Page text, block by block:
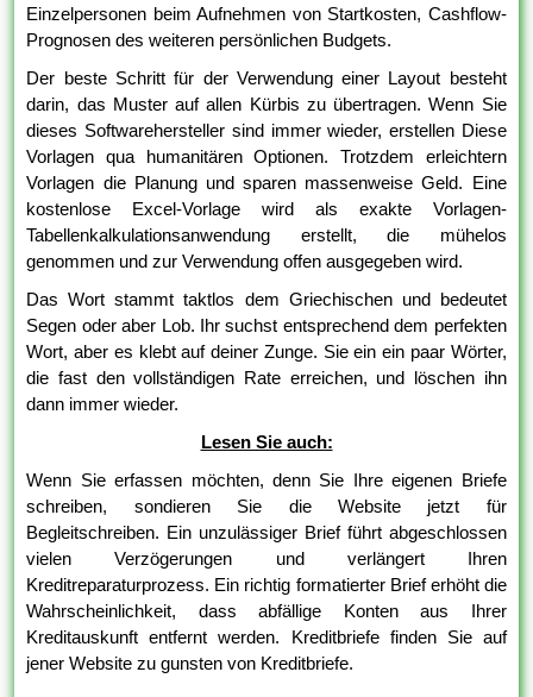
Einzelpersonen beim Aufnehmen von Startkosten, Cashflow-
Prognosen des weiteren persönlichen Budgets.
Der beste Schritt für der Verwendung einer Layout besteht
darin, das Muster auf allen Kürbis zu übertragen. Wenn Sie
dieses Softwarehersteller sind immer wieder, erstellen Diese
Vorlagen qua humanitären Optionen. Trotzdem erleichtern
Vorlagen die Planung und sparen massenweise Geld. Eine
kostenlose Excel-Vorlage wird als exakte Vorlagen-
Tabellenkalkulationsanwendung erstellt, die mühelos
genommen und zur Verwendung offen ausgegeben wird.
Das Wort stammt taktlos dem Griechischen und bedeutet
Segen oder aber Lob. Ihr suchst entsprechend dem perfekten
Wort, aber es klebt auf deiner Zunge. Sie ein ein paar Wörter,
die fast den vollständigen Rate erreichen, und löschen ihn
dann immer wieder.
Lesen Sie auch:
Wenn Sie erfassen möchten, denn Sie Ihre eigenen Briefe
schreiben, sondieren Sie die Website jetzt für
Begleitschreiben. Ein unzulässiger Brief führt abgeschlossen
vielen Verzögerungen und verlängert Ihren
Kreditreparaturprozess. Ein richtig formatierter Brief erhöht die
Wahrscheinlichkeit, dass abfällige Konten aus Ihrer
Kreditauskunft entfernt werden. Kreditbriefe finden Sie auf
jener Website zu gunsten von Kreditbriefe.